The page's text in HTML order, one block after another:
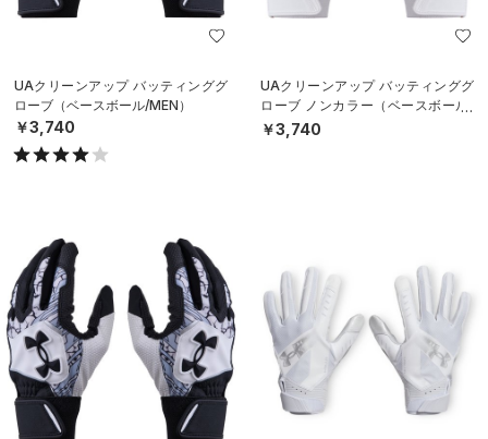
UAクリーンアップ バッティンググ
ローブ（ベースボール/MEN）
￥3,740
UAクリーンアップ バッティンググ
ローブ ノンカラー（ベースボール/
MEN）
￥3,740